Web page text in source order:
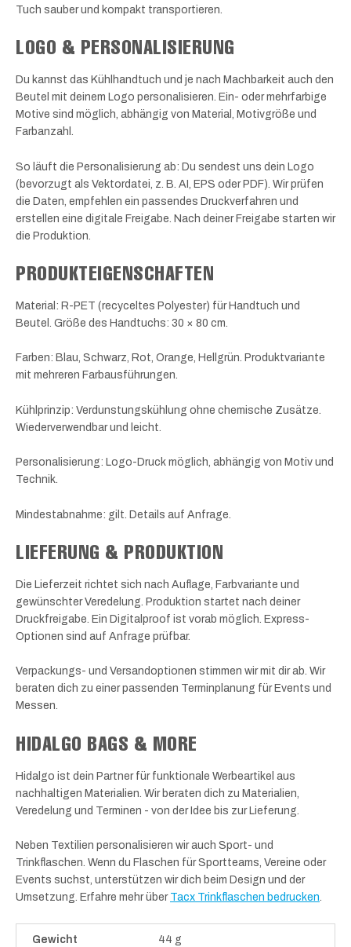
Tuch sauber und kompakt transportieren.
LOGO & PERSONALISIERUNG
Du kannst das Kühlhandtuch und je nach Machbarkeit auch den
Beutel mit deinem Logo personalisieren. Ein- oder mehrfarbige
Motive sind möglich, abhängig von Material, Motivgröße und
Farbanzahl.
So läuft die Personalisierung ab: Du sendest uns dein Logo
(bevorzugt als Vektordatei, z. B. AI, EPS oder PDF). Wir prüfen
die Daten, empfehlen ein passendes Druckverfahren und
erstellen eine digitale Freigabe. Nach deiner Freigabe starten wir
die Produktion.
PRODUKTEIGENSCHAFTEN
Material: R-PET (recyceltes Polyester) für Handtuch und
Beutel. Größe des Handtuchs: 30 × 80 cm.
Farben: Blau, Schwarz, Rot, Orange, Hellgrün. Produktvariante
mit mehreren Farbausführungen.
Kühlprinzip: Verdunstungskühlung ohne chemische Zusätze.
Wiederverwendbar und leicht.
Personalisierung: Logo-Druck möglich, abhängig von Motiv und
Technik.
Mindestabnahme: gilt. Details auf Anfrage.
LIEFERUNG & PRODUKTION
Die Lieferzeit richtet sich nach Auflage, Farbvariante und
gewünschter Veredelung. Produktion startet nach deiner
Druckfreigabe. Ein Digitalproof ist vorab möglich. Express-
Optionen sind auf Anfrage prüfbar.
Verpackungs- und Versandoptionen stimmen wir mit dir ab. Wir
beraten dich zu einer passenden Terminplanung für Events und
Messen.
HIDALGO BAGS & MORE
Hidalgo ist dein Partner für funktionale Werbeartikel aus
nachhaltigen Materialien. Wir beraten dich zu Materialien,
Veredelung und Terminen - von der Idee bis zur Lieferung.
Neben Textilien personalisieren wir auch Sport- und
Trinkflaschen. Wenn du Flaschen für Sportteams, Vereine oder
Events suchst, unterstützen wir dich beim Design und der
Umsetzung. Erfahre mehr über Tacx Trinkflaschen bedrucken.
Gewicht 44 g